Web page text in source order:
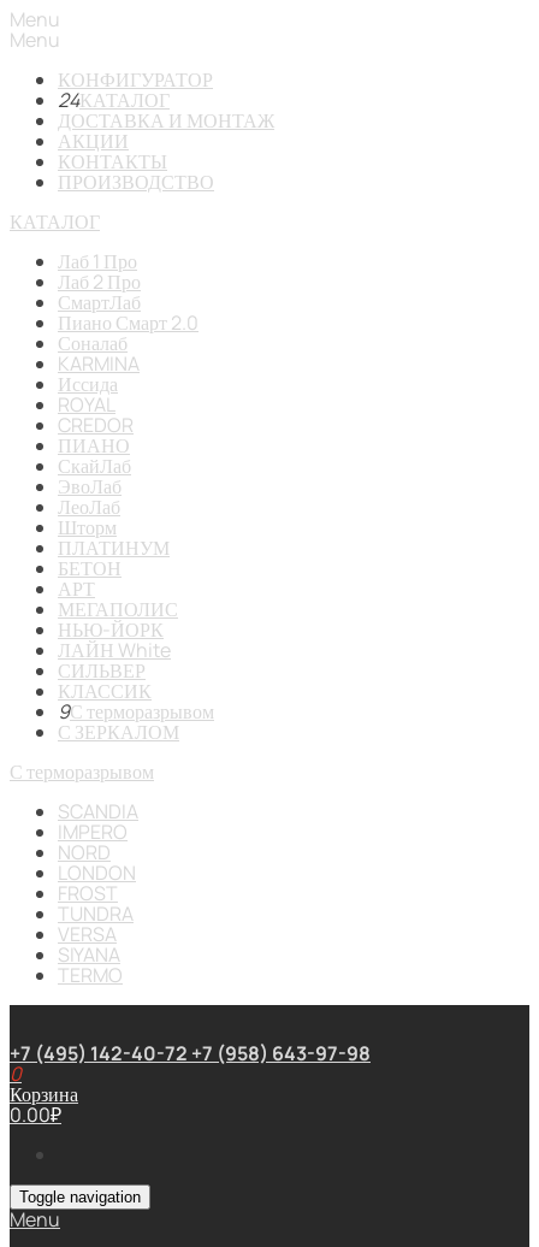
Menu
Menu
КОНФИГУРАТОР
24КАТАЛОГ
ДОСТАВКА И МОНТАЖ
АКЦИИ
КОНТАКТЫ
ПРОИЗВОДСТВО
КАТАЛОГ
Лаб 1 Про
Лаб 2 Про
СмартЛаб
Пиано Смарт 2.0
Соналаб
KARMINA
Иссида
ROYAL
CREDOR
ПИАНО
СкайЛаб
ЭвоЛаб
ЛеоЛаб
Шторм
ПЛАТИНУМ
БЕТОН
АРТ
МЕГАПОЛИС
НЬЮ-ЙОРК
ЛАЙН White
СИЛЬВЕР
КЛАССИК
9С терморазрывом
С ЗЕРКАЛОМ
С терморазрывом
SCANDIA
IMPERO
NORD
LONDON
FROST
TUNDRA
VERSA
SIYANA
TERMO
+7 (495) 142-40-72 +7 (958) 643-97-98
0
Корзина
0.00₽
Toggle navigation
Menu